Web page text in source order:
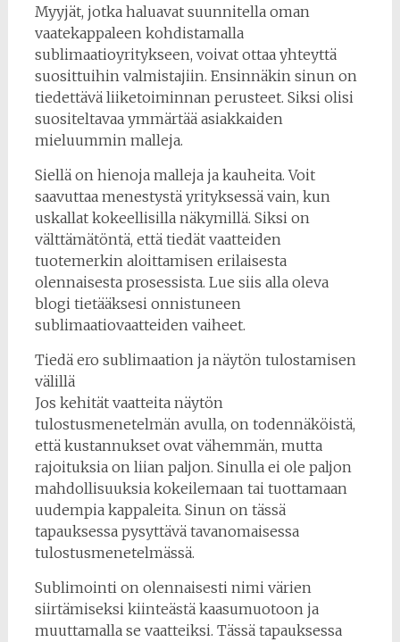
Myyjät, jotka haluavat suunnitella oman
vaatekappaleen kohdistamalla
sublimaatioyritykseen, voivat ottaa yhteyttä
suosittuihin valmistajiin. Ensinnäkin sinun on
tiedettävä liiketoiminnan perusteet. Siksi olisi
suositeltavaa ymmärtää asiakkaiden
mieluummin malleja.
Siellä on hienoja malleja ja kauheita. Voit
saavuttaa menestystä yrityksessä vain, kun
uskallat kokeellisilla näkymillä. Siksi on
välttämätöntä, että tiedät vaatteiden
tuotemerkin aloittamisen erilaisesta
olennaisesta prosessista. Lue siis alla oleva
blogi tietääksesi onnistuneen
sublimaatiovaatteiden vaiheet.
Tiedä ero sublimaation ja näytön tulostamisen
välillä
Jos kehität vaatteita näytön
tulostusmenetelmän avulla, on todennäköistä,
että kustannukset ovat vähemmän, mutta
rajoituksia on liian paljon. Sinulla ei ole paljon
mahdollisuuksia kokeilemaan tai tuottamaan
uudempia kappaleita. Sinun on tässä
tapauksessa pysyttävä tavanomaisessa
tulostusmenetelmässä.
Sublimointi on olennaisesti nimi värien
siirtämiseksi kiinteästä kaasumuotoon ja
muuttamalla se vaatteiksi. Tässä tapauksessa